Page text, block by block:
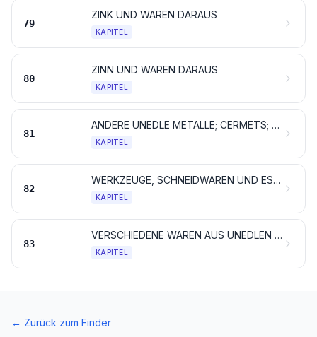
79
ZINK UND WAREN DARAUS
KAPITEL
80
ZINN UND WAREN DARAUS
KAPITEL
81
ANDERE UNEDLE METALLE; CERMETS; WAREN DARAUS
KAPITEL
82
WERKZEUGE, SCHNEIDWAREN UND ESSBESTECKE, AUS UNEDLEN METALLEN; TEILE DAVON, AUS UNEDLEN METALLEN
KAPITEL
83
VERSCHIEDENE WAREN AUS UNEDLEN METALLEN
KAPITEL
← Zurück zum Finder